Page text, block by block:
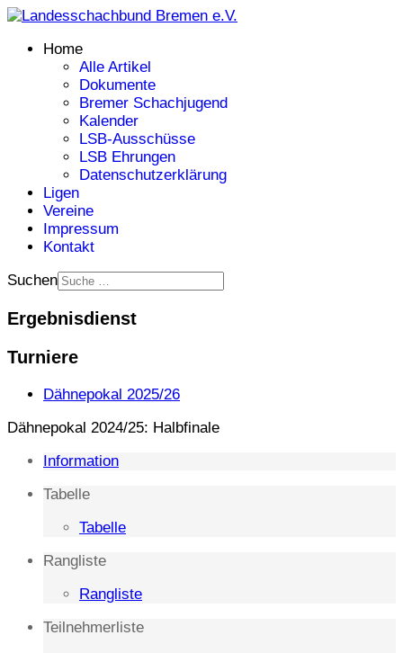
Home
Alle Artikel
Dokumente
Bremer Schachjugend
Kalender
LSB-Ausschüsse
LSB Ehrungen
Datenschutzerklärung
Ligen
Vereine
Impressum
Kontakt
Suchen
Ergebnisdienst
Turniere
Dähnepokal 2025/26
Dähnepokal 2024/25: Halbfinale
Information
Tabelle
Tabelle
Rangliste
Rangliste
Teilnehmerliste